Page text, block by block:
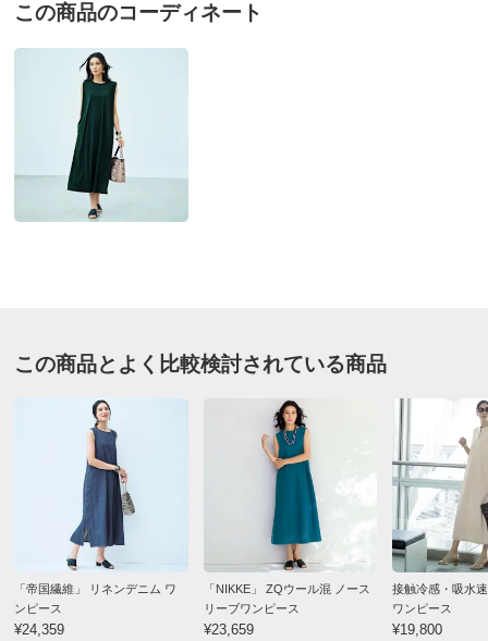
送料・送料種
基本配送料：¥880
■色：（ア）グリーン、（イ）ブラック
■素材：トリアセテート65・ポリエステル35％
■両脇2個ポケット付き
■原産国：中国製（生地は日本製）
バスト（適応） 72～80 79～87 86～94
38 39
ウエスト(適応) 64～70 69～77
ヒップ(適応) 87～95 92～100
重量（約ｇ） 370
サイズ記号 3L
126
埼玉県
深いグリーンが素敵。上にはおるものを選ばない。
ジャージー素材で後ろにファスナーなく（後ろ手が年齢
とともに大変）ストンと着られてストレスなし。
前後でネックラインが変わるのも使いやすい。
ストライプとか大人柄などあれば嬉しい。
ブラック ３Ｌ
このお値段で生地の薄さはうーん。。。冷感そんなに感
じないです。。。
2026/05/13
ブラック Ｌ
東京都 50代女性 身長 : 162cm 普段のサイズ : M
この商品のコーディネート
この商品とよく比較検討されている商品
「帝国繊維」 リネンデニム ワ
ンピース
¥24,359
「NIKKE」 ZQウール混 ノース
リーブワンピース
¥23,659
接触冷感・吸水
ワンピース
¥19,800